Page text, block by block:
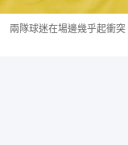
兩隊球迷在場邊幾乎起衝突